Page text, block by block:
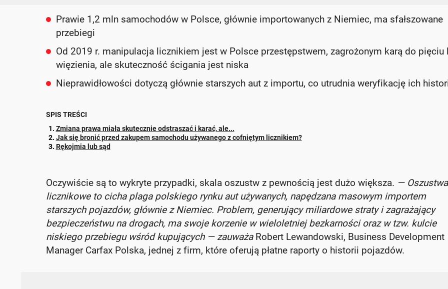
Prawie 1,2 mln samochodów w Polsce, głównie importowanych z Niemiec, ma sfałszowane
przebiegi
Od 2019 r. manipulacja licznikiem jest w Polsce przestępstwem, zagrożonym karą do pięciu
więzienia, ale skuteczność ścigania jest niska
Nieprawidłowości dotyczą głównie starszych aut z importu, co utrudnia weryfikację ich
SPIS TREŚCI
Zmiana prawa miała skutecznie odstraszać i karać, ale...
Jak się bronić przed zakupem samochodu używanego z cofniętym licznikiem?
Rękojmia lub sąd
Oczywiście są to wykryte przypadki, skala oszustw z pewnością jest dużo większa. — Oszustwa
licznikowe to cicha plaga polskiego rynku aut używanych, napędzana masowym importem
starszych pojazdów, głównie z Niemiec. Problem, generujący miliardowe straty i zagrażający
bezpieczeństwu na drogach, ma swoje korzenie w wieloletniej bezkarności oraz w tzw. kulcie
niskiego przebiegu wśród kupujących — zauważaRobert Lewandowski, Business Development
Manager Carfax Polska, jednej z firm, które oferują płatne raporty o historii pojazdów.